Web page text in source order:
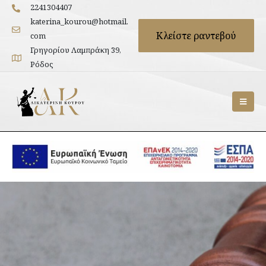
2241304407
katerina_kourou@hotmail.
com
Γρηγορίου Λαμπράκη 39,
Ρόδος
Κλείστε ραντεβού